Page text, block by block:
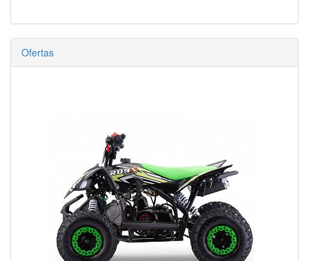
Ofertas